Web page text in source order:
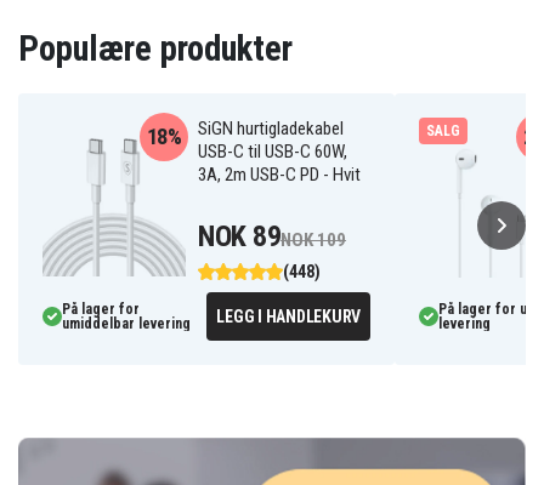
Populære produkter
SiGN hurtigladekabel
USB-C til USB-C 60W,
3A, 2m USB-C PD - Hvit
(448)
18%
NOK 89NOK 109
På lager for
umiddelbar levering
LEGG I HANDLEKURV
SALG
På lager for
levering